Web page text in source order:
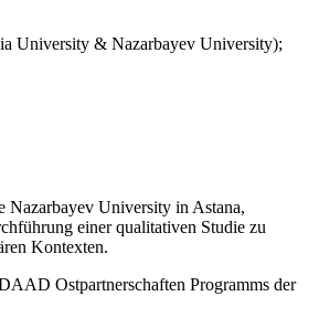
University & Nazarbayev University);
Nazarbayev University in Astana,
einer qualitativen Studie zu
Kontexten.
Ostpartnerschaften Programms der